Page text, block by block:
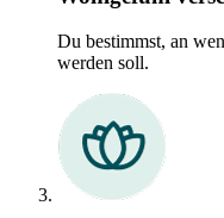
Du bestimmst, an
werden soll.